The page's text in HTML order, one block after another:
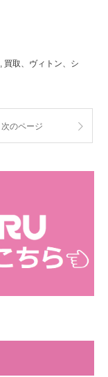
, 買取、ヴィトン、シ
次のページ